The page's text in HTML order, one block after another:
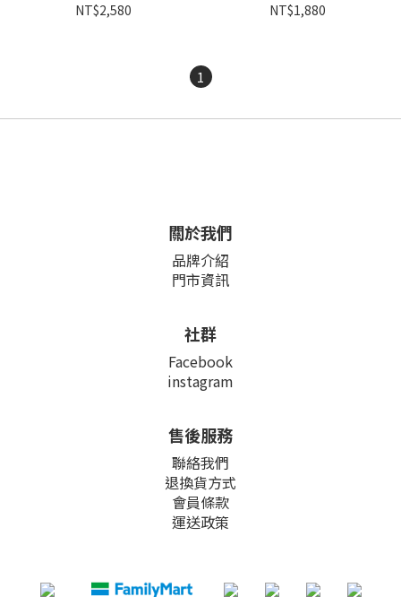
NT$2,580
NT$1,880
1
關於我們
品牌介紹
門市資訊
社群
Facebook
instagram
售後服務
聯絡我們
退換貨方式
會員條款
運送政策